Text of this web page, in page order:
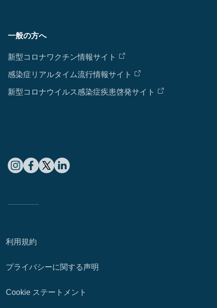
一般の方へ
新型コロナワクチン情報サイト
感染症リアルタイム流行情報サイト
新型コロナウイルス感染症疾患啓発サイト
利用規約
プライバシーに関する声明
Cookie ステートメント